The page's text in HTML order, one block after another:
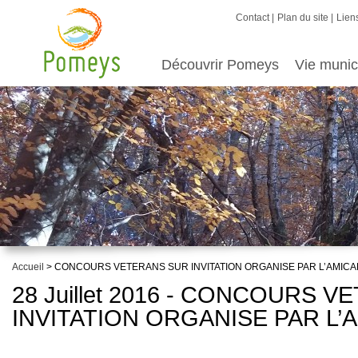
Contact Plan du site
Découvrir Pomeys Vie
Accueil > CONCOURS VETERANS SUR INVITATION ORGANISE PAR
28 Juillet 2016 - CONCOURS
INVITATION ORGANISE PAR